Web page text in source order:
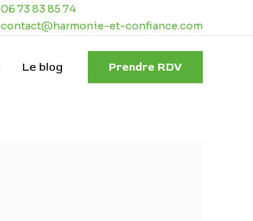
06 73 83 85 74
contact@harmonie-et-confiance.com
Le blog Prendre RDV